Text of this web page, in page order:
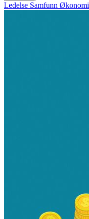
Ledelse Samfunn Økonomi